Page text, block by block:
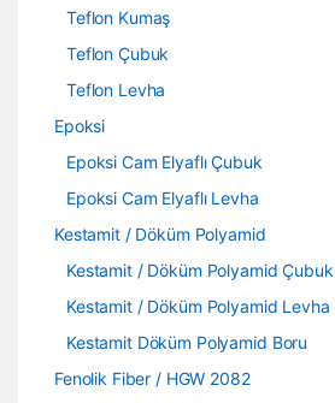
Teflon Kumaş
Teflon Çubuk
Teflon Levha
Epoksi
Epoksi Cam Elyaflı Çubuk
Epoksi Cam Elyaflı Levha
Kestamit / Döküm Polyamid
Kestamit / Döküm Polyamid Çubuk
Kestamit / Döküm Polyamid Levha
Kestamit Döküm Polyamid Boru
Fenolik Fiber / HGW 2082